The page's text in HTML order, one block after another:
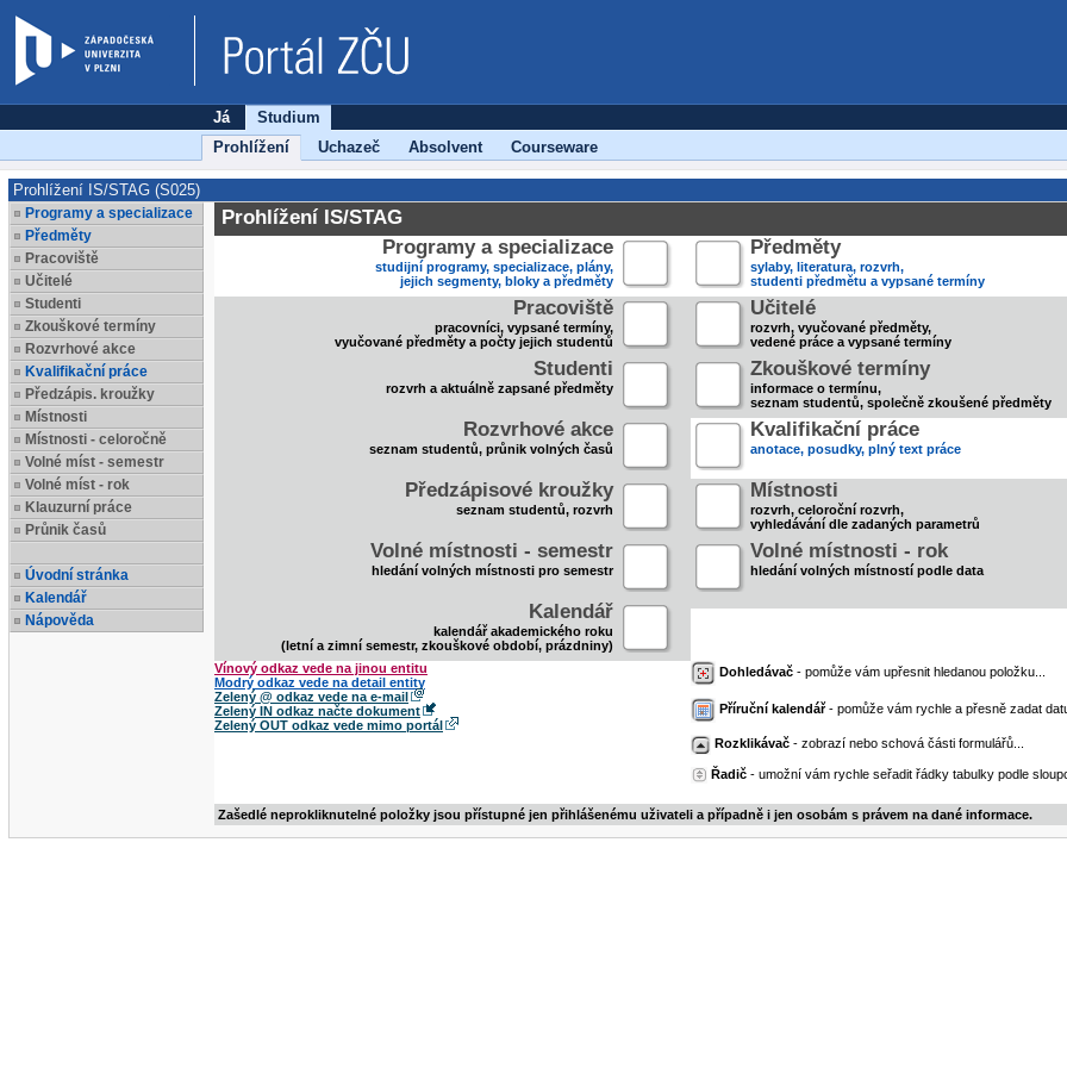
Já
Studium
Prohlížení
Uchazeč Absolvent Courseware
Prohlížení IS/STAG (S025)
Programy a specializace
Předměty
Pracoviště
Učitelé
Studenti
Zkouškové termíny
Rozvrhové akce
Kvalifikační práce
Předzápis. kroužky
Místnosti
Místnosti - celoročně
Volné míst - semestr
Volné míst - rok
Klauzurní práce
Průnik časů
Úvodní stránka
Kalendář
Nápověda
Prohlížení IS/STAG
Programy a specializace
studijní programy, specializace, plány,
jejich segmenty, bloky a předměty
Předměty
sylaby, literatura, rozvrh,
studenti předmětu a vypsané termíny
Pracoviště
pracovníci, vypsané termíny,
vyučované předměty a počty jejich studentů
Učitelé
rozvrh, vyučované předměty,
vedené práce a vypsané termíny
Studenti
rozvrh a aktuálně zapsané předměty
Zkouškové termíny
informace o termínu,
seznam studentů, společně zkoušené předměty
Rozvrhové akce
seznam studentů, průnik volných časů
Kvalifikační práce
anotace, posudky, plný text práce
Předzápisové kroužky
seznam studentů, rozvrh
Místnosti
rozvrh, celoroční rozvrh,
vyhledávání dle zadaných parametrů
Volné místnosti - semestr
hledání volných místnosti pro semestr
Volné místnosti - rok
hledání volných místností podle data
Kalendář
kalendář akademického roku
(letní a zimní semestr, zkouškové období, prázdniny)
Vínový odkaz vede na jinou entitu
Modrý odkaz vede na detail entity
Zelený @ odkaz vede na e-mail
Zelený IN odkaz načte dokument
Zelený OUT odkaz vede mimo portál
Dohledávač - pomůže vám upřesnit hledanou položku...
Příruční kalendář- pomůže vám rychle a přesně zadat
Rozklikávač - zobrazí nebo schová části formulářů...
Řadič - umožní vám rychle seřadit řádky tabulky podle
Zašedlé neprokliknutelné položky jsou přístupné jen přihlášenému uživateli a případně i jen osobám s právem na dané informace.